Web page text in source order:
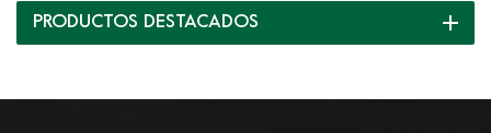
PRODUCTOS DESTACADOS